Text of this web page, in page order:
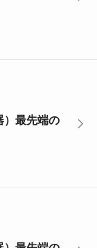
）最先端の